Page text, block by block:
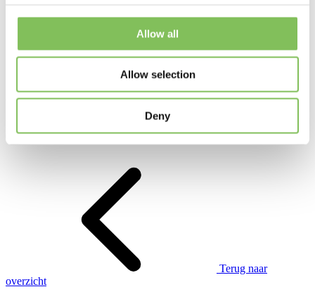
Allow all
Allow selection
Deny
Openingstijden:
07:30 – 12:00 / 13:00 – 16:30
Terug naar
overzicht